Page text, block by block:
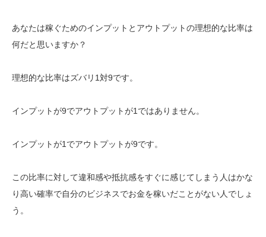
あなたは稼ぐためのインプットとアウトプットの理想的な比率は
何だと思いますか？
理想的な比率はズバリ1対9です。
インプットが9でアウトプットが1ではありません。
インプットが1でアウトプットが9です。
この比率に対して違和感や抵抗感をすぐに感じてしまう人はかな
り高い確率で自分のビジネスでお金を稼いだことがない人でしょ
う。